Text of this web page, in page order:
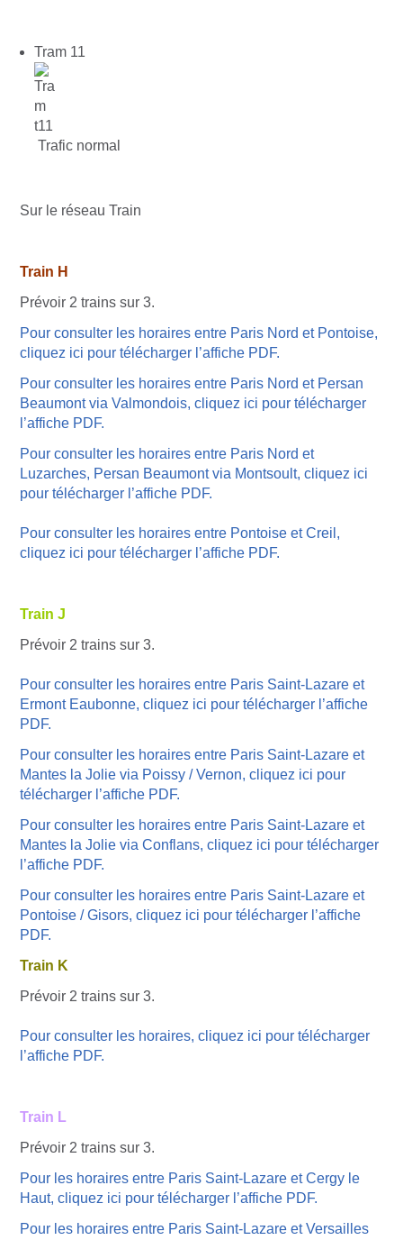
Tram 11
Trafic normal
Sur le réseau Train
Train H
Prévoir 2 trains sur 3.
Pour consulter les horaires entre Paris Nord et Pontoise,
cliquez ici pour télécharger l’affiche PDF.
Pour consulter les horaires entre Paris Nord et Persan
Beaumont via Valmondois, cliquez ici pour télécharger
l’affiche PDF.
Pour consulter les horaires entre Paris Nord et
Luzarches, Persan Beaumont via Montsoult, cliquez ici
pour télécharger l’affiche PDF.
Pour consulter les horaires entre Pontoise et Creil,
cliquez ici pour télécharger l’affiche PDF.
Train J
Prévoir 2 trains sur 3.
Pour consulter les horaires entre Paris Saint-Lazare et
Ermont Eaubonne, cliquez ici pour télécharger l’affiche
PDF.
Pour consulter les horaires entre Paris Saint-Lazare et
Mantes la Jolie via Poissy / Vernon, cliquez ici pour
télécharger l’affiche PDF.
Pour consulter les horaires entre Paris Saint-Lazare et
Mantes la Jolie via Conflans, cliquez ici pour télécharger
l’affiche PDF.
Pour consulter les horaires entre Paris Saint-Lazare et
Pontoise / Gisors, cliquez ici pour télécharger l’affiche
PDF.
Train K
Prévoir 2 trains sur 3.
Pour consulter les horaires, cliquez ici pour télécharger
l’affiche PDF.
Train L
Prévoir 2 trains sur 3.
Pour les horaires entre Paris Saint-Lazare et Cergy le
Haut, cliquez ici pour télécharger l’affiche PDF.
Pour les horaires entre Paris Saint-Lazare et Versailles